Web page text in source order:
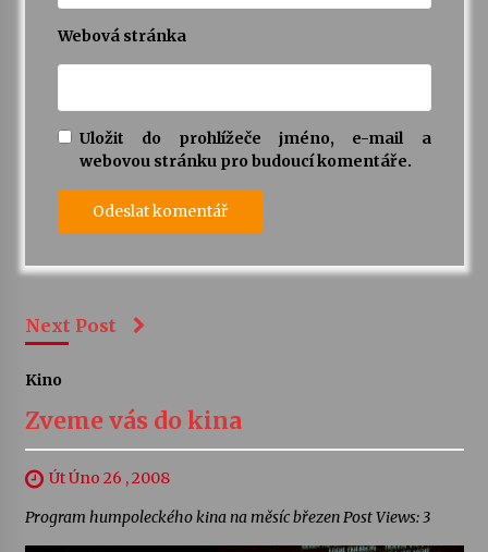
Webová stránka
Uložit do prohlížeče jméno, e-mail a
webovou stránku pro budoucí komentáře.
Next Post
Kino
Zveme vás do kina
Út Úno 26 , 2008
Program humpoleckého kina na měsíc březen Post Views: 3